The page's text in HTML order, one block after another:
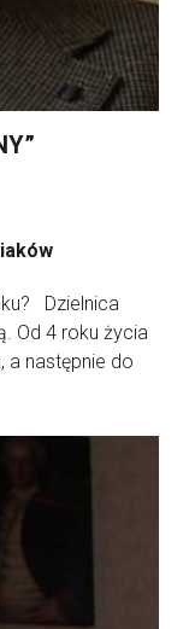
Dzielnica
Od 4 roku życia
a następnie do